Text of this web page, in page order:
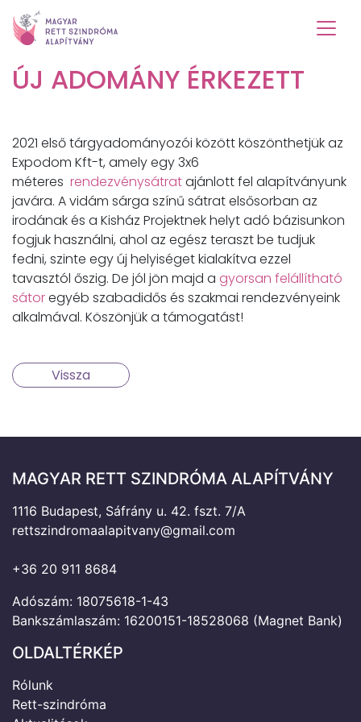
ÚJ ADOMÁNY ÉRKEZETT
2021 első tárgyadományozói között köszönthetjük az
Expodom Kft-t, amely egy 3x6
méteres rendezvénysátratajánlott fel alapítványunk
javára. A vidám sárga színű sátrat elsősorban az
irodának és a Kisház Projektnek helyt adó bázisunkon
fogjuk használni, ahol az egész teraszt be tudjuk
fedni, szinte egy új helyiséget kialakítva ezzel
tavasztól őszig. De jól jön majd a gyorsan felállítható
sátoregyéb szabadidős és szakmai rendezvényeink
alkalmával. Köszönjük a támogatást!
Vissza
MAGYAR RETT SZINDRÓMA ALAPÍTVÁNY
1116 Budapest, Sáfrány u. 42. fszt. 7/A
rettszindromaalapitvany@gmail.com
+36 20 911 8684
Adószám: 18075618-1-43
Bankszámlaszám: 16200151-18528068 (Magnet Bank)
OLDALTÉRKÉP
Rólunk
Rett-szindróma